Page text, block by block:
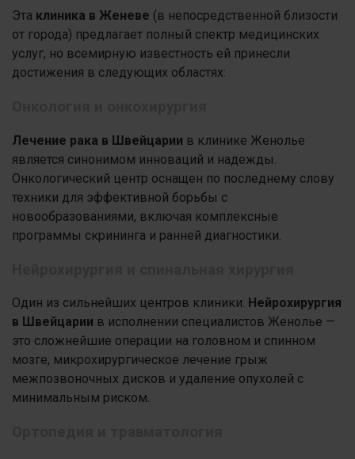
Эта клиника в Женеве (в непосредственной близости
от города) предлагает полный спектр медицинских
услуг, но всемирную известность ей принесли
достижения в следующих областях:
Лечение рака в Швейцарии в клинике Женолье
является синонимом инноваций и надежды.
Онкологический центр оснащен по последнему слову
техники для эффективной борьбы с
новообразованиями, включая комплексные
программы скрининга и ранней диагностики.
Один из сильнейших центров клиники. Нейрохирургия
в Швейцарии в исполнении специалистов Женолье —
это сложнейшие операции на головном и спинном
мозге, микрохирургическое лечение грыж
межпозвоночных дисков и удаление опухолей с
минимальным риском.